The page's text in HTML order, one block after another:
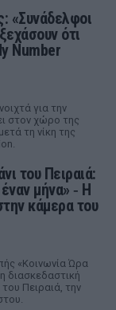
«Συνάδελφοι
ότι
Number
για την
στον χώρο της
τη νίκη της
του Πειραιά:
μήνα» ‑ Η
κάμερα του
«Κοινωνία Ώρα
διασκεδαστική
του Πειραιά, την